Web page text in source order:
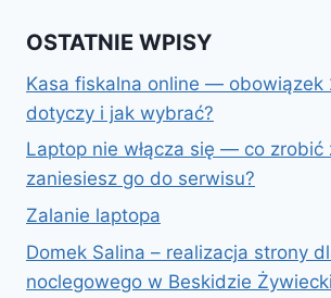
OSTATNIE WPISY
Kasa fiskalna online — obowiązek
dotyczy i jak wybrać?
Laptop nie włącza się — co zrobić
zaniesiesz go do serwisu?
Zalanie laptopa
Domek Salina – realizacja strony
noclegowego w Beskidzie